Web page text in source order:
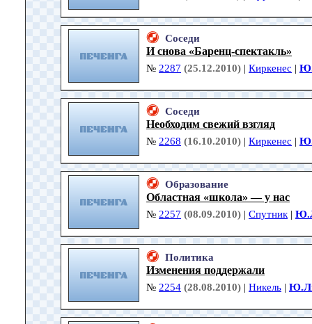
Соседи
И снова «Баренц-спектакль»
№ 2287 (25.12.2010) | Киркенес |
Соседи
Необходим свежий взгляд
№ 2268 (16.10.2010) | Киркенес |
Образование
Областная «школа» — у нас
№ 2257 (08.09.2010) | Спутник |
Политика
Изменения поддержали
№ 2254 (28.08.2010) | Никель |